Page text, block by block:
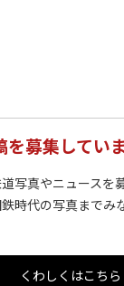
を募集してい
写真やニュースを
時代の写真までみ
くわしくはこちら